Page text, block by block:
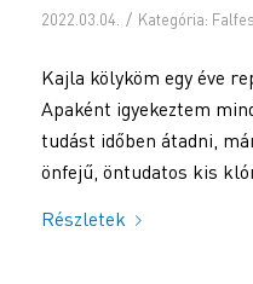
2022.03.04. / Kategória:
Kajla kölyköm egy éve
Apaként igyekeztem
tudást időben átadni,
önfejű, öntudatos kis
Részletek